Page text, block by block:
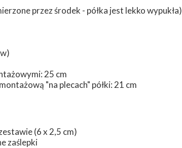
przez środek - półka jest lekko wypukła)
25 cm
"na plecach" półki: 21 cm
(6 x 2,5 cm)
zaślepki